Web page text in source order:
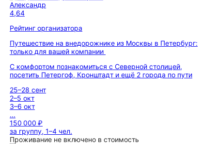
Александр
4,64
Рейтинг организатора
Путешествие на внедорожнике из Москвы в Петербург:
только для вашей компании
С комфортом познакомиться с Северной столицей,
посетить Петергоф, Кронштадт и ещё 2 города по пути
25–28 сент
2–5 окт
3–6 окт
...
150 000 ₽
за группу, 1–4 чел.
Проживание не включено в стоимость